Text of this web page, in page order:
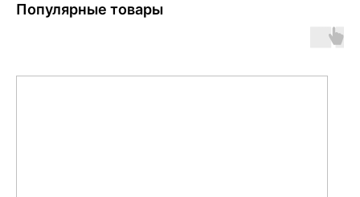
Популярные товары